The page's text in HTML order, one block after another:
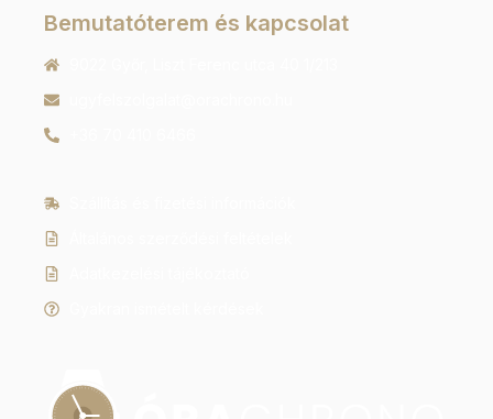
Bemutatóterem és kapcsolat